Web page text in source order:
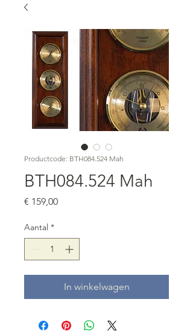
Productcode: BTH084.524 Mah
BTH084.524 Mah
€ 159,00Prijs
Aantal *
In winkelwagen